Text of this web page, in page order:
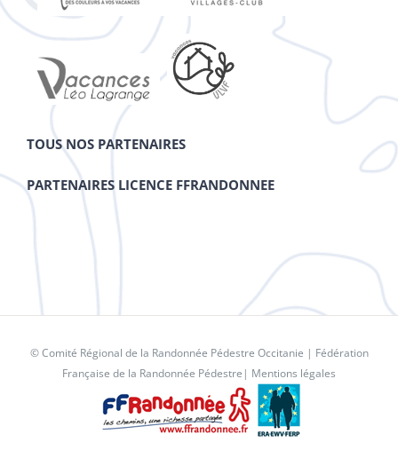
TOUS NOS PARTENAIRES
PARTENAIRES LICENCE FFRANDONNEE
© Comité Régional de la Randonnée Pédestre Occitanie | Fédération
Française de la Randonnée Pédestre | Mentions légales